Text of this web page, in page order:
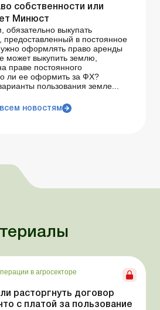
собственности или
Минюст
обязательно выкупать
предоставленный в постоянное
оформлять право аренды
может выкупить землю,
праве постоянного
ли ее оформить за ФХ?
пользования земле...
новостям
в агросекторе
расторгнуть договор
с платой за пользование